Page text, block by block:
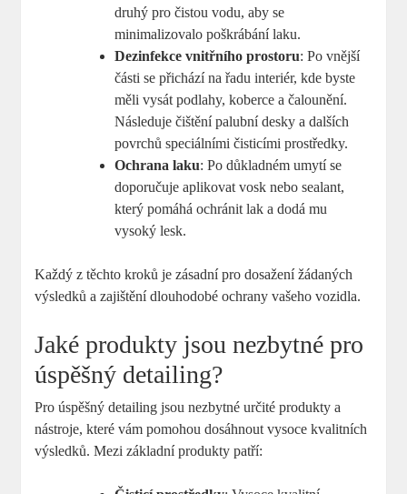
druhý pro čistou​ vodu, aby ​se
minimalizovalo poškrábání laku.
Dezinfekce vnitřního prostoru: Po vnější
části ​se přichází na řadu interiér, kde byste
měli vysát podlahy,‌ koberce a čalounění.
Následuje ‌čištění⁢ palubní desky a dalších
povrchů‌ speciálními čisticími prostředky.
Ochrana laku: Po důkladném umytí se
doporučuje aplikovat vosk nebo sealant,
který pomáhá ochránit lak a⁣ dodá mu ​
vysoký lesk.​
Každý z ⁣těchto kroků je zásadní pro dosažení‍ žádaných
‍výsledků a zajištění dlouhodobé ochrany‌ vašeho vozidla.
Jaké ​produkty jsou nezbytné pro
úspěšný detailing?
Pro⁢ úspěšný detailing⁢ jsou nezbytné‍ určité produkty a
nástroje,​ které vám pomohou dosáhnout vysoce kvalitních
výsledků. Mezi‍ základní produkty‌ patří: